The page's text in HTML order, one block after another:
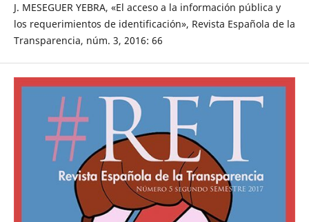
J. MESEGUER YEBRA, «El acceso a la información pública y
los requerimientos de identificación», Revista Española de la
Transparencia, núm. 3, 2016: 66